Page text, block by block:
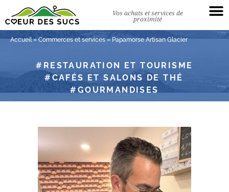
Vos achats et services de
proximité
Accueil»Commerces et services»Papamorse Artisan Glacier
RESTAURATION ET TOURISME
CAFÉS ET SALONS DE THÉ
GOURMANDISES